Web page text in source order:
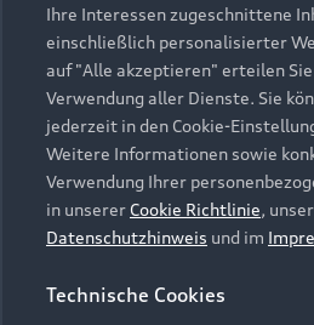
Elektromodelle
Plug-in-Hybride
Gebrauchtwagensuche
Gebrauchtwagen
Finanzierung
Aktionen & Angebote
Geschäftskunden
Saisonale Angebote
Audi Services
Garantie
Audi digital services
myAudi
Support
Kundenservice
Händlersuche
Audi Code
Über Audi
Unternehmen
Karriere
Investor Relations
Ihre Interessen zugeschnittene
einschließlich personalisierter
auf "Alle akzeptieren" erteilen
Verwendung aller Dienste. Sie
jederzeit in den Cookie-
Weitere Informationen sowie
Verwendung Ihrer
in unserer Cookie Richtlinie,
Datenschutzhinweis und im
Technische Cookies